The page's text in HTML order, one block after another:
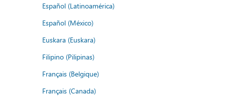
Español (Latinoamérica)
Español (México)
Euskara (Euskara)
Filipino (Pilipinas)
Français (Belgique)
Français (Canada)